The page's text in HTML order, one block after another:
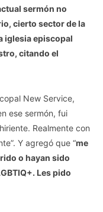
sermón no
cierto sector de la
iglesia episcopal
citando el
New Service,
ese sermón, fui
Realmente con
Y agregó que “me
o hayan sido
Les pido